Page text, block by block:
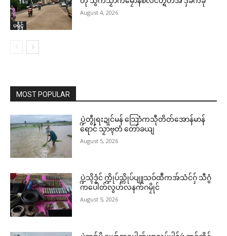
ပရိုၚ်
August 4, 2026
MOST POPULAR
ပ္ဍဲတွဵုရးဍုင်မန် သြောံကသီုတိတ်အောန်မာန်
ရောင် သၟာဗ္ၚတံ တော်ခယျ
August 5, 2026
ပ္ဍဲသ္ၚိဒၟံင် က္ဍိုပ်သ္ကိုပ်ပျူသဝ်ထဳကအ်သံင်ဂှ် သီဂွံ
ကပေါတ်လွဟ်လနက်ဂမၠိုင်
August 5, 2026